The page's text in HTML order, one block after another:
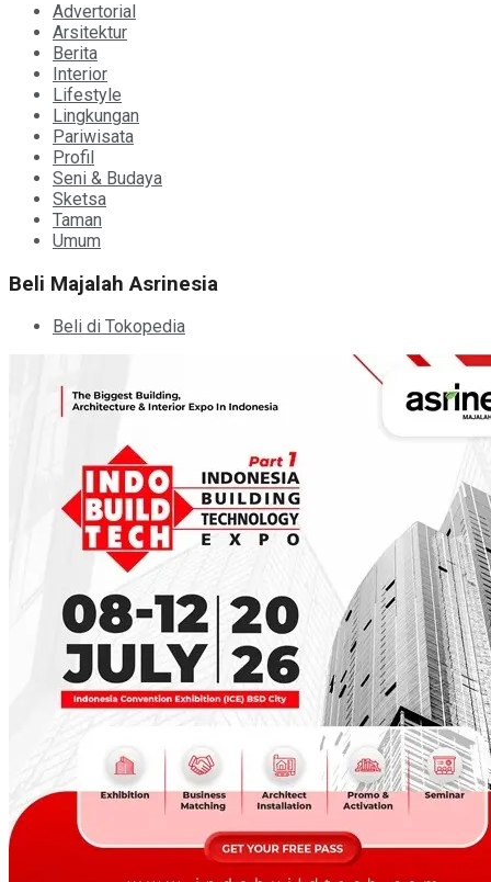
Advertorial
Arsitektur
Berita
Interior
Lifestyle
Lingkungan
Pariwisata
Profil
Seni & Budaya
Sketsa
Taman
Umum
Beli Majalah Asrinesia
Beli di Tokopedia